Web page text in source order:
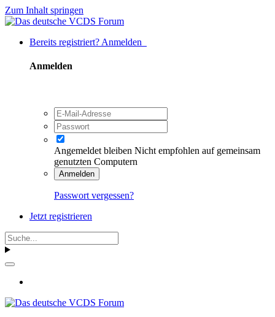
Zum Inhalt springen
Bereits registriert? Anmelden
Anmelden
Angemeldet bleiben Nicht empfohlen auf gemeinsam
genutzten Computern
Anmelden
Passwort vergessen?
Jetzt registrieren